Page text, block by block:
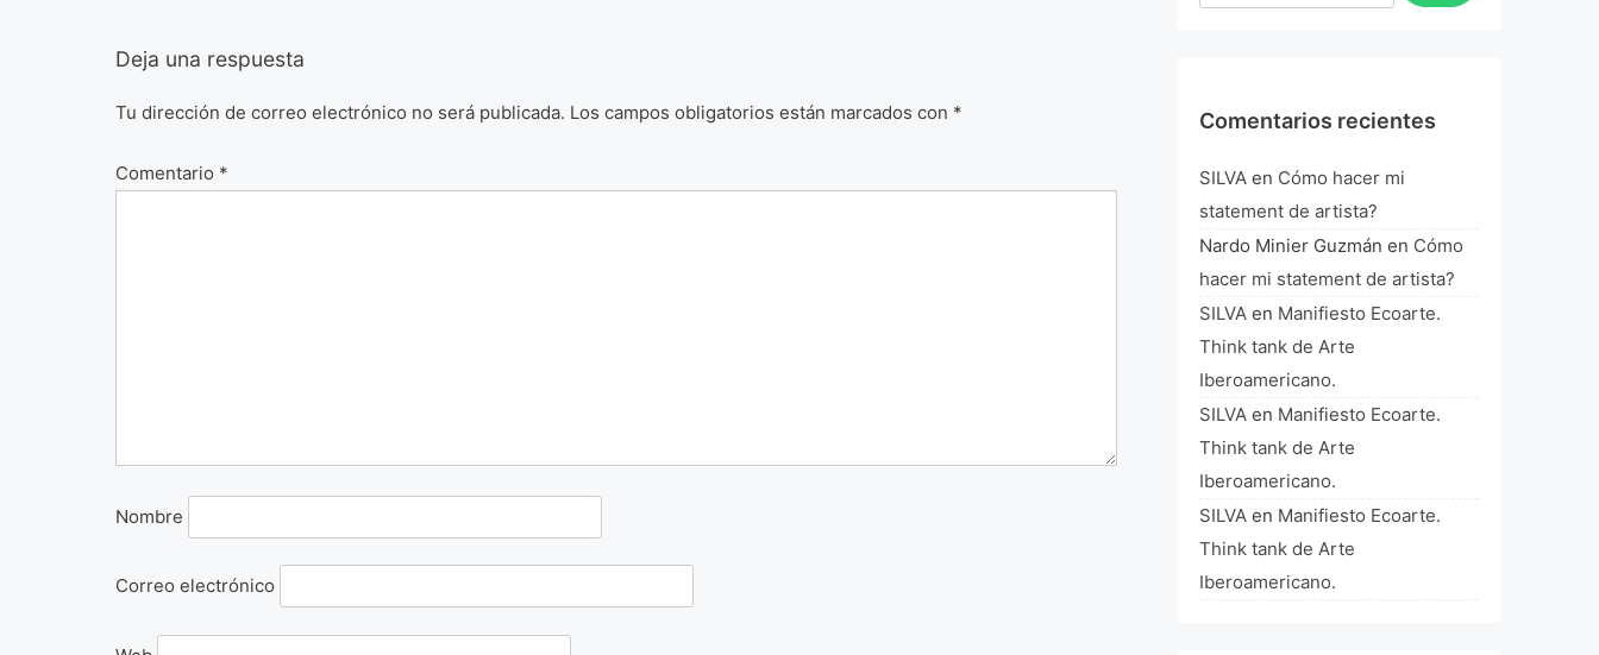
Deja una respuesta
Tu dirección de correo electrónico no será publicada. Los campos obligatorios están marcados con *
Comentario *
Nombre
Correo electrónico
Comentarios recientes
SILVA en Cómo hacer mi
statement de artista?
Nardo Minier Guzmán en Cómo
hacer mi statement de artista?
SILVA en Manifiesto Ecoarte.
Think tank de Arte
Iberoamericano.
SILVA en Manifiesto Ecoarte.
Think tank de Arte
Iberoamericano.
SILVA en Manifiesto Ecoarte.
Think tank de Arte
Iberoamericano.